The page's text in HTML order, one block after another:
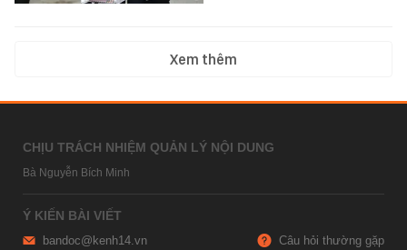
Xem thêm
CHỊU TRÁCH NHIỆM QUẢN LÝ NỘI DUNG
Bà Nguyễn Bích Minh
Ý KIẾN BÀI VIẾT
bandoc@kenh14.vn Câu hỏi thường gặp